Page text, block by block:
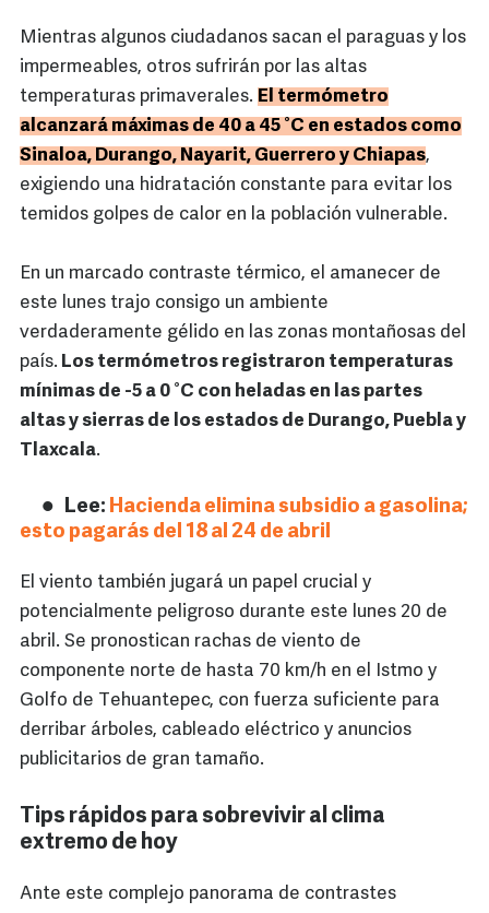
Mientras algunos ciudadanos sacan el paraguas y los
impermeables, otros sufrirán por las altas
temperaturas primaverales. El termómetro
alcanzará máximas de 40 a 45 °C en estados como
Sinaloa, Durango, Nayarit, Guerrero y Chiapas,
exigiendo una hidratación constante para evitar los
temidos golpes de calor en la población vulnerable.
En un marcado contraste térmico, el amanecer de
este lunes trajo consigo un ambiente
verdaderamente gélido en las zonas montañosas del
país. Los termómetros registraron temperaturas
mínimas de -5 a 0 °C con heladas en las partes
altas y sierras de los estados de Durango, Puebla y
Tlaxcala.
Lee: Hacienda elimina subsidio a gasolina;
esto pagarás del 18 al 24 de abril
El viento también jugará un papel crucial y
potencialmente peligroso durante este lunes 20 de
abril. Se pronostican rachas de viento de
componente norte de hasta 70 km/h en el Istmo y
Golfo de Tehuantepec, con fuerza suficiente para
derribar árboles, cableado eléctrico y anuncios
publicitarios de gran tamaño.
Tips rápidos para sobrevivir al clima
extremo de hoy
Ante este complejo panorama de contrastes